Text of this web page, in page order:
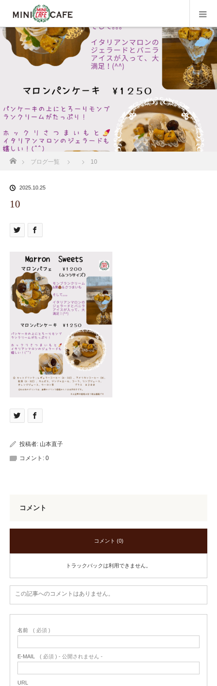
ブログ一覧 10
2025.10.25
10
投稿者: 山本直子
コメント: 0
コメント
コメント (0)
トラックバックは利用できません。
この記事へのコメントはありません。
名前 ( 必須 )
E-MAIL ( 必須 ) - 公開されません -
URL